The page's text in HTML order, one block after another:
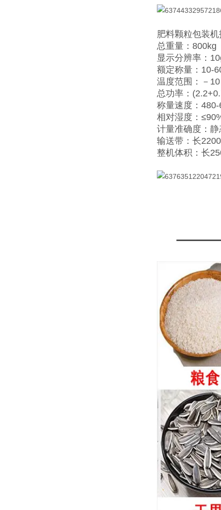
肥料颗粒包装
总重量：800kg
显示分辨率：
额定称量：10-
温度范围：－
总功率：
称量速度：
相对湿度：
计量准确度：
输送带：长
整机体积：长